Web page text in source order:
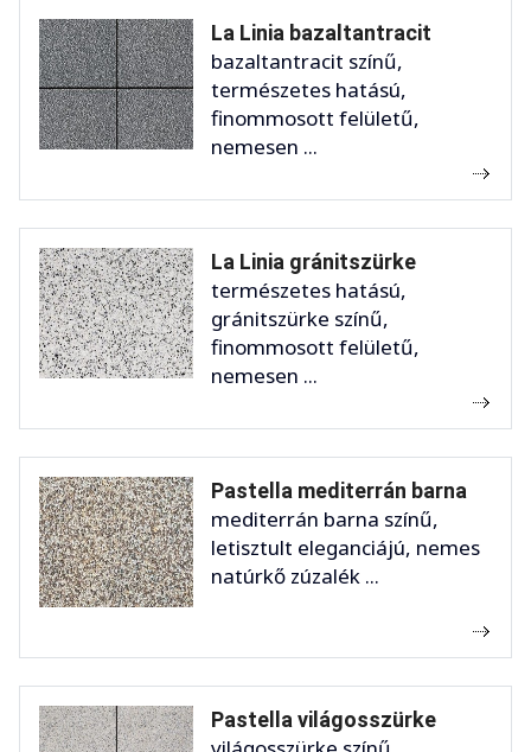
La Linia bazaltantracit
bazaltantracit színű,
természetes hatású,
finommosott felületű,
nemesen ...
La Linia gránitszürke
természetes hatású,
gránitszürke színű,
finommosott felületű,
nemesen ...
Pastella mediterrán barna
mediterrán barna színű,
letisztult eleganciájú, nemes
natúrkő zúzalék ...
Pastella világosszürke